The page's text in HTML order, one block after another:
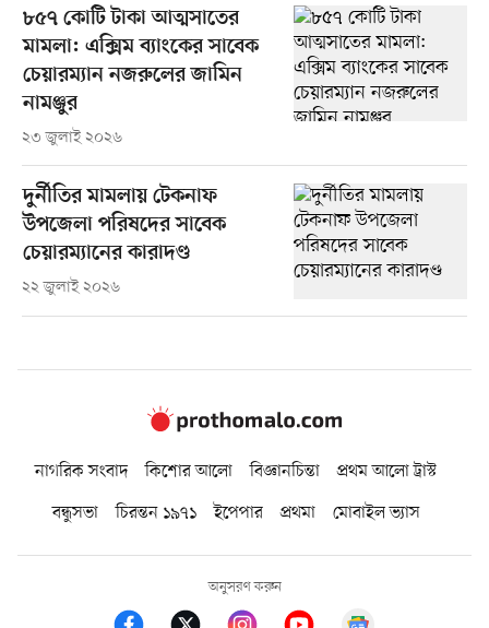
৮৫৭ কোটি টাকা আত্মসাতের
মামলা: এক্সিম ব্যাংকের সাবেক
চেয়ারম্যান নজরুলের জামিন
নামঞ্জুর
২৩ জুলাই ২০২৬
দুর্নীতির মামলায় টেকনাফ
উপজেলা পরিষদের সাবেক
চেয়ারম্যানের কারাদণ্ড
২২ জুলাই ২০২৬
নাগরিক সংবাদ কিশোর আলো বিজ্ঞানচিন্তা
প্রথম আলো ট্রাস্ট
বন্ধুসভা
চিরন্তন ১৯৭১ ইপেপার প্রথমা মোবাইল ভ্যাস
অনুসরণ করুন